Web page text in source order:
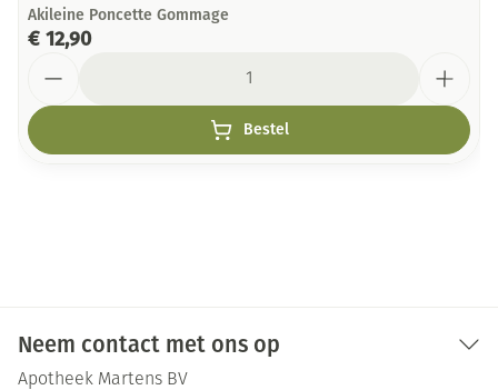
Akileine Poncette Gommage
€ 12,90
Bestel
Neem contact met ons op
Apotheek Martens BV